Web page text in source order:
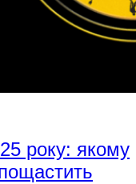
року: якому